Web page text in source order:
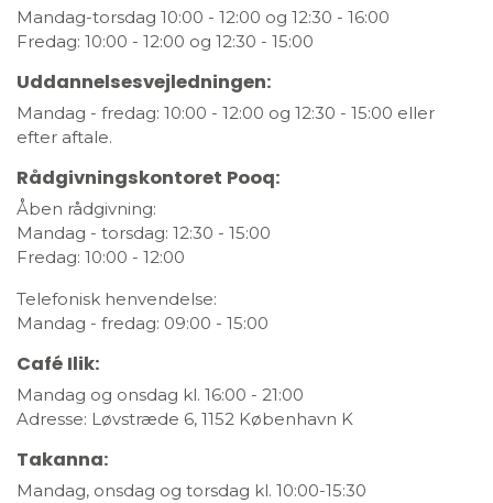
Mandag-torsdag 10:00 - 12:00 og 12:30 - 16:00
Fredag: 10:00 - 12:00 og 12:30 - 15:00
Uddannelsesvejledningen:
Mandag - fredag: 10:00 - 12:00 og 12:30 - 15:00 eller
efter aftale.
Rådgivningskontoret Pooq:
Åben rådgivning:
Mandag - torsdag: 12:30 - 15:00
Fredag: 10:00 - 12:00
Telefonisk henvendelse:
Mandag - fredag: 09:00 - 15:00
Café Ilik:
Mandag og onsdag kl. 16:00 - 21:00
Adresse: Løvstræde 6, 1152 København K
Takanna:
Mandag, onsdag og torsdag kl. 10:00-15:30